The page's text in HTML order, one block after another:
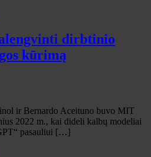
dirbtinio
kūrimą
ir Bernardo Aceituno buvo MIT
2022 m., kai dideli kalbų modeliai
pasauliui […]